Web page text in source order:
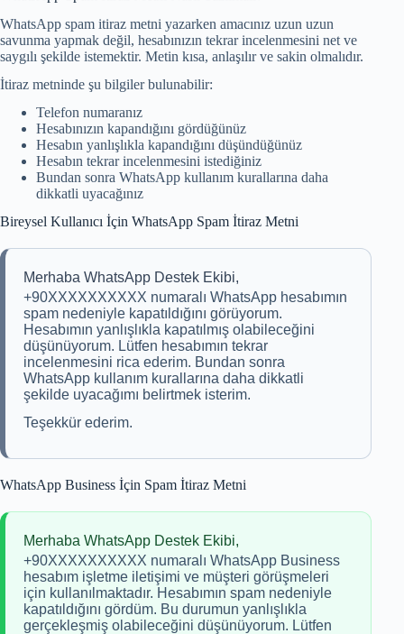
WhatsApp spam itiraz metni yazarken amacınız uzun uzun
savunma yapmak değil, hesabınızın tekrar incelenmesini net ve
saygılı şekilde istemektir. Metin kısa, anlaşılır ve sakin olmalıdır.
İtiraz metninde şu bilgiler bulunabilir:
Telefon numaranız
Hesabınızın kapandığını gördüğünüz
Hesabın yanlışlıkla kapandığını düşündüğünüz
Hesabın tekrar incelenmesini istediğiniz
Bundan sonra WhatsApp kullanım kurallarına daha
dikkatli uyacağınız
Bireysel Kullanıcı İçin WhatsApp Spam İtiraz Metni
Merhaba WhatsApp Destek Ekibi,
+90XXXXXXXXXX numaralı WhatsApp hesabımın
spam nedeniyle kapatıldığını görüyorum.
Hesabımın yanlışlıkla kapatılmış olabileceğini
düşünüyorum. Lütfen hesabımın tekrar
incelenmesini rica ederim. Bundan sonra
WhatsApp kullanım kurallarına daha dikkatli
şekilde uyacağımı belirtmek isterim.
Teşekkür ederim.
WhatsApp Business İçin Spam İtiraz Metni
Merhaba WhatsApp Destek Ekibi,
+90XXXXXXXXXX numaralı WhatsApp Business
hesabım işletme iletişimi ve müşteri görüşmeleri
için kullanılmaktadır. Hesabımın spam nedeniyle
kapatıldığını gördüm. Bu durumun yanlışlıkla
gerçekleşmiş olabileceğini düşünüyorum. Lütfen